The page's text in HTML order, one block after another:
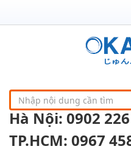
Hà Nội: 0902
TP.HCM: 0967